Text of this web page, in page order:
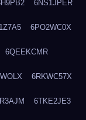
6NS1JPER
6PO2WC0X
6QEEKCMR
6RKWC57X
6TKE2JE3